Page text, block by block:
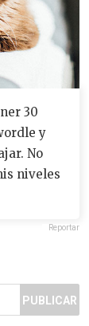
30
y
No
niveles
Reportar
PUBLICAR